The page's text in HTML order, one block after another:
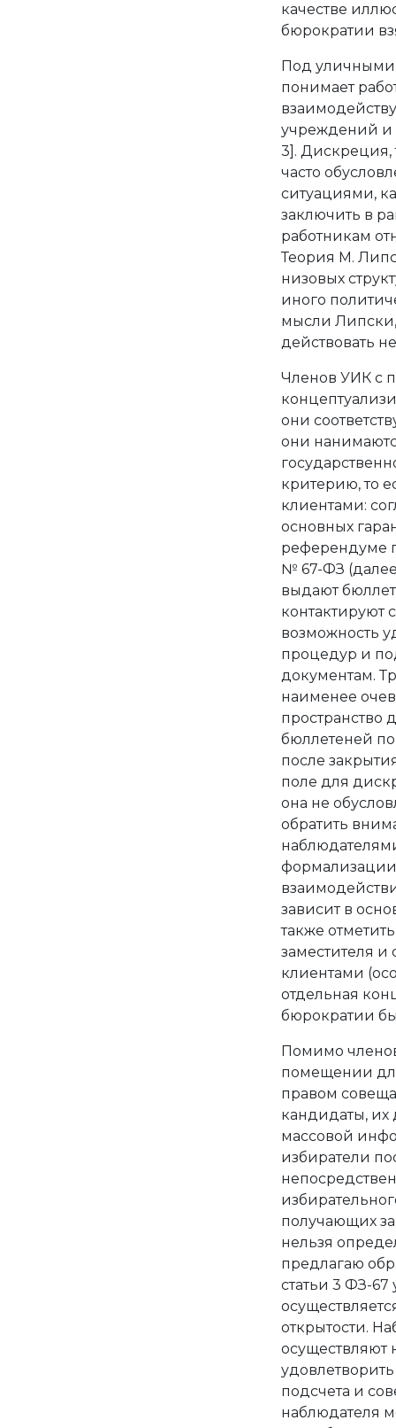
качестве
бюрократии
Под уличными
понимает
учреждений и
3]. Дискреция,
часто
ситуациями,
заключить в
работникам
Теория М.
низовых
иного
мысли Липски,
действовать
Членов УИК с
они
они
критерию, то
клиентами:
основных
референдуме
№ 67-ФЗ
выдают
контактируют
возможность
процедур и
документам.
наименее
пространство
бюллетеней
после
поле для
она не
обратить
зависит в
также
заместителя
клиентами
отдельная
бюрократии
Помимо
помещении
правом
кандидаты, их
массовой
избиратели
получающих
нельзя
предлагаю
статьи 3 ФЗ-67
открытости.
осуществляют
подсчета и
наблюдателя